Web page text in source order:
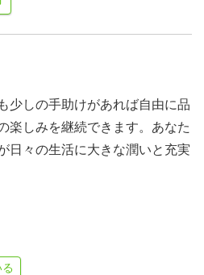
少しの手助けがあれば自由に品
楽しみを継続できます。あなた
日々の生活に大きな潤いと充実